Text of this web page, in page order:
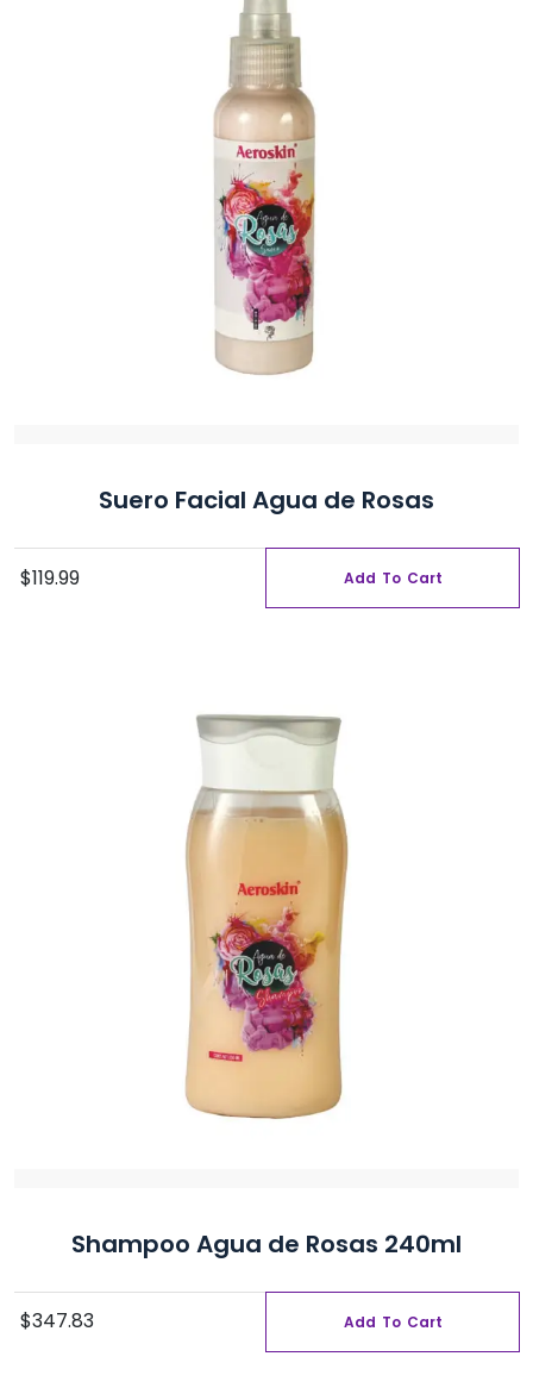
Suero Facial Agua de Rosas
$119.99 Add To Cart
Shampoo Agua de Rosas 240ml
$347.83 Add To Cart